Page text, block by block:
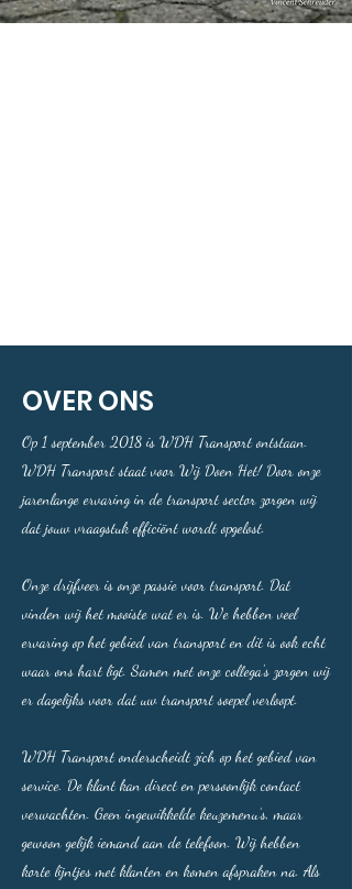
OVER ONS
Op 1 september 2018 is WDH Transport ontstaan.
WDH Transport staat voor Wij Doen Het! Door onze
jarenlange ervaring in de transport sector zorgen wij
dat jouw vraagstuk efficiënt wordt opgelost.
Onze drijfveer is onze passie voor transport. Dat
vinden wij het mooiste wat er is. We hebben veel
ervaring op het gebied van transport en dit is ook echt
waar ons hart ligt. Samen met onze collega's zorgen wij
er dagelijks voor dat uw transport soepel verloopt.
WDH Transport onderscheidt zich op het gebied van
service. De klant kan direct en persoonlijk contact
verwachten. Geen ingewikkelde keuzemenu’s, maar
gewoon gelijk iemand aan de telefoon. Wij hebben
korte lijntjes met klanten en komen afspraken na. Als